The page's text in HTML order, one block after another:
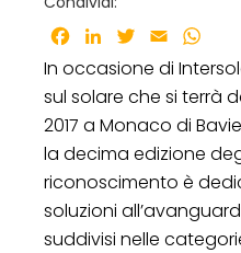
Facebook
LinkedInTwitter
Email
In occasione di
sul solare che si terrà
2017 a Monaco di
la decima edizione
riconoscimento è
soluzioni
suddivisi nelle